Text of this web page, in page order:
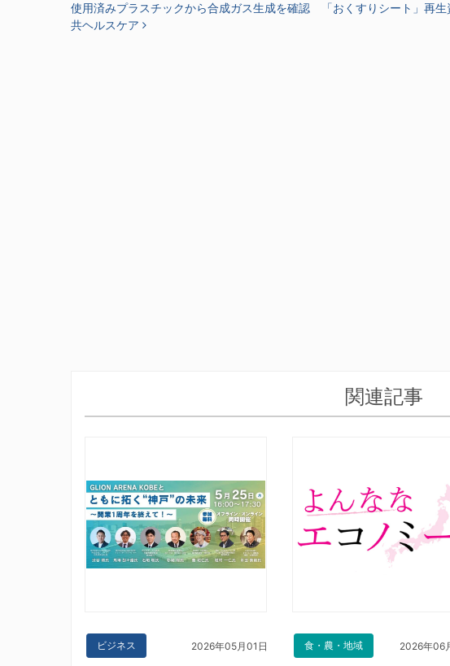
使用済みプラスチックから合成ガス生成を確認 「おくすりシート」再
共ヘルスケア
関連記事
ビジネス 2026年05月01日 食・農・地域 2026年06